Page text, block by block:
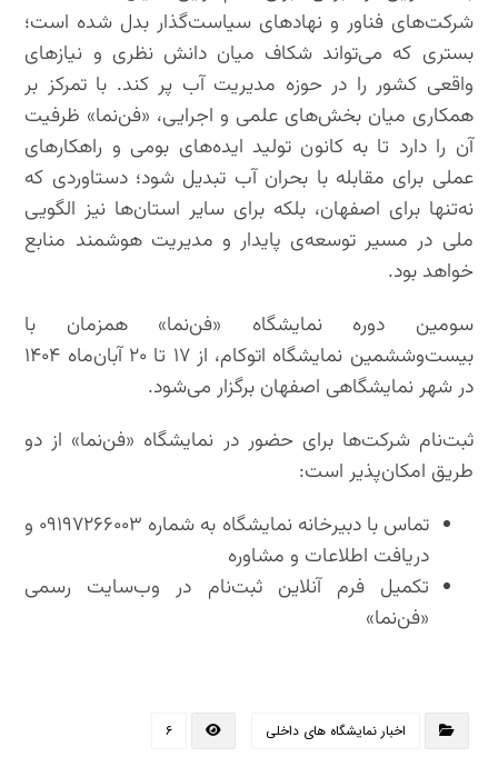
شرکت‌های فناور و نهادهای سیاست‌گذار بدل شده است؛
بستری که می‌تواند شکاف میان دانش نظری و نیازهای
واقعی کشور را در حوزه‌ مدیریت آب پر کند. با تمرکز بر
همکاری میان بخش‌های علمی و اجرایی، «فن‌نما» ظرفیت
آن را دارد تا به کانون تولید ایده‌های بومی و راهکارهای
عملی برای مقابله با بحران آب تبدیل شود؛ دستاوردی که
نه‌تنها برای اصفهان، بلکه برای سایر استان‌ها نیز الگویی
ملی در مسیر توسعه‌ی پایدار و مدیریت هوشمند منابع
خواهد بود.
سومین دوره نمایشگاه «فن‌نما» همزمان با
بیست‌وششمین نمایشگاه اتوکام، از ۱۷ تا ۲۰ آبان‌ماه ۱۴۰۴
در شهر نمایشگاهی اصفهان برگزار می‌شود.
ثبت‌نام شرکت‌ها برای حضور در نمایشگاه «فن‌نما» از دو
طریق امکان‌پذیر است:
تماس با دبیرخانه نمایشگاه به شماره ۰۹۱۹۷۲۶۶۰۰۳ و
دریافت اطلاعات و مشاوره
تکمیل فرم آنلاین ثبت‌نام در وب‌سایت رسمی
«فن‌نما»
اخبار نمایشگاه های داخلی ۶